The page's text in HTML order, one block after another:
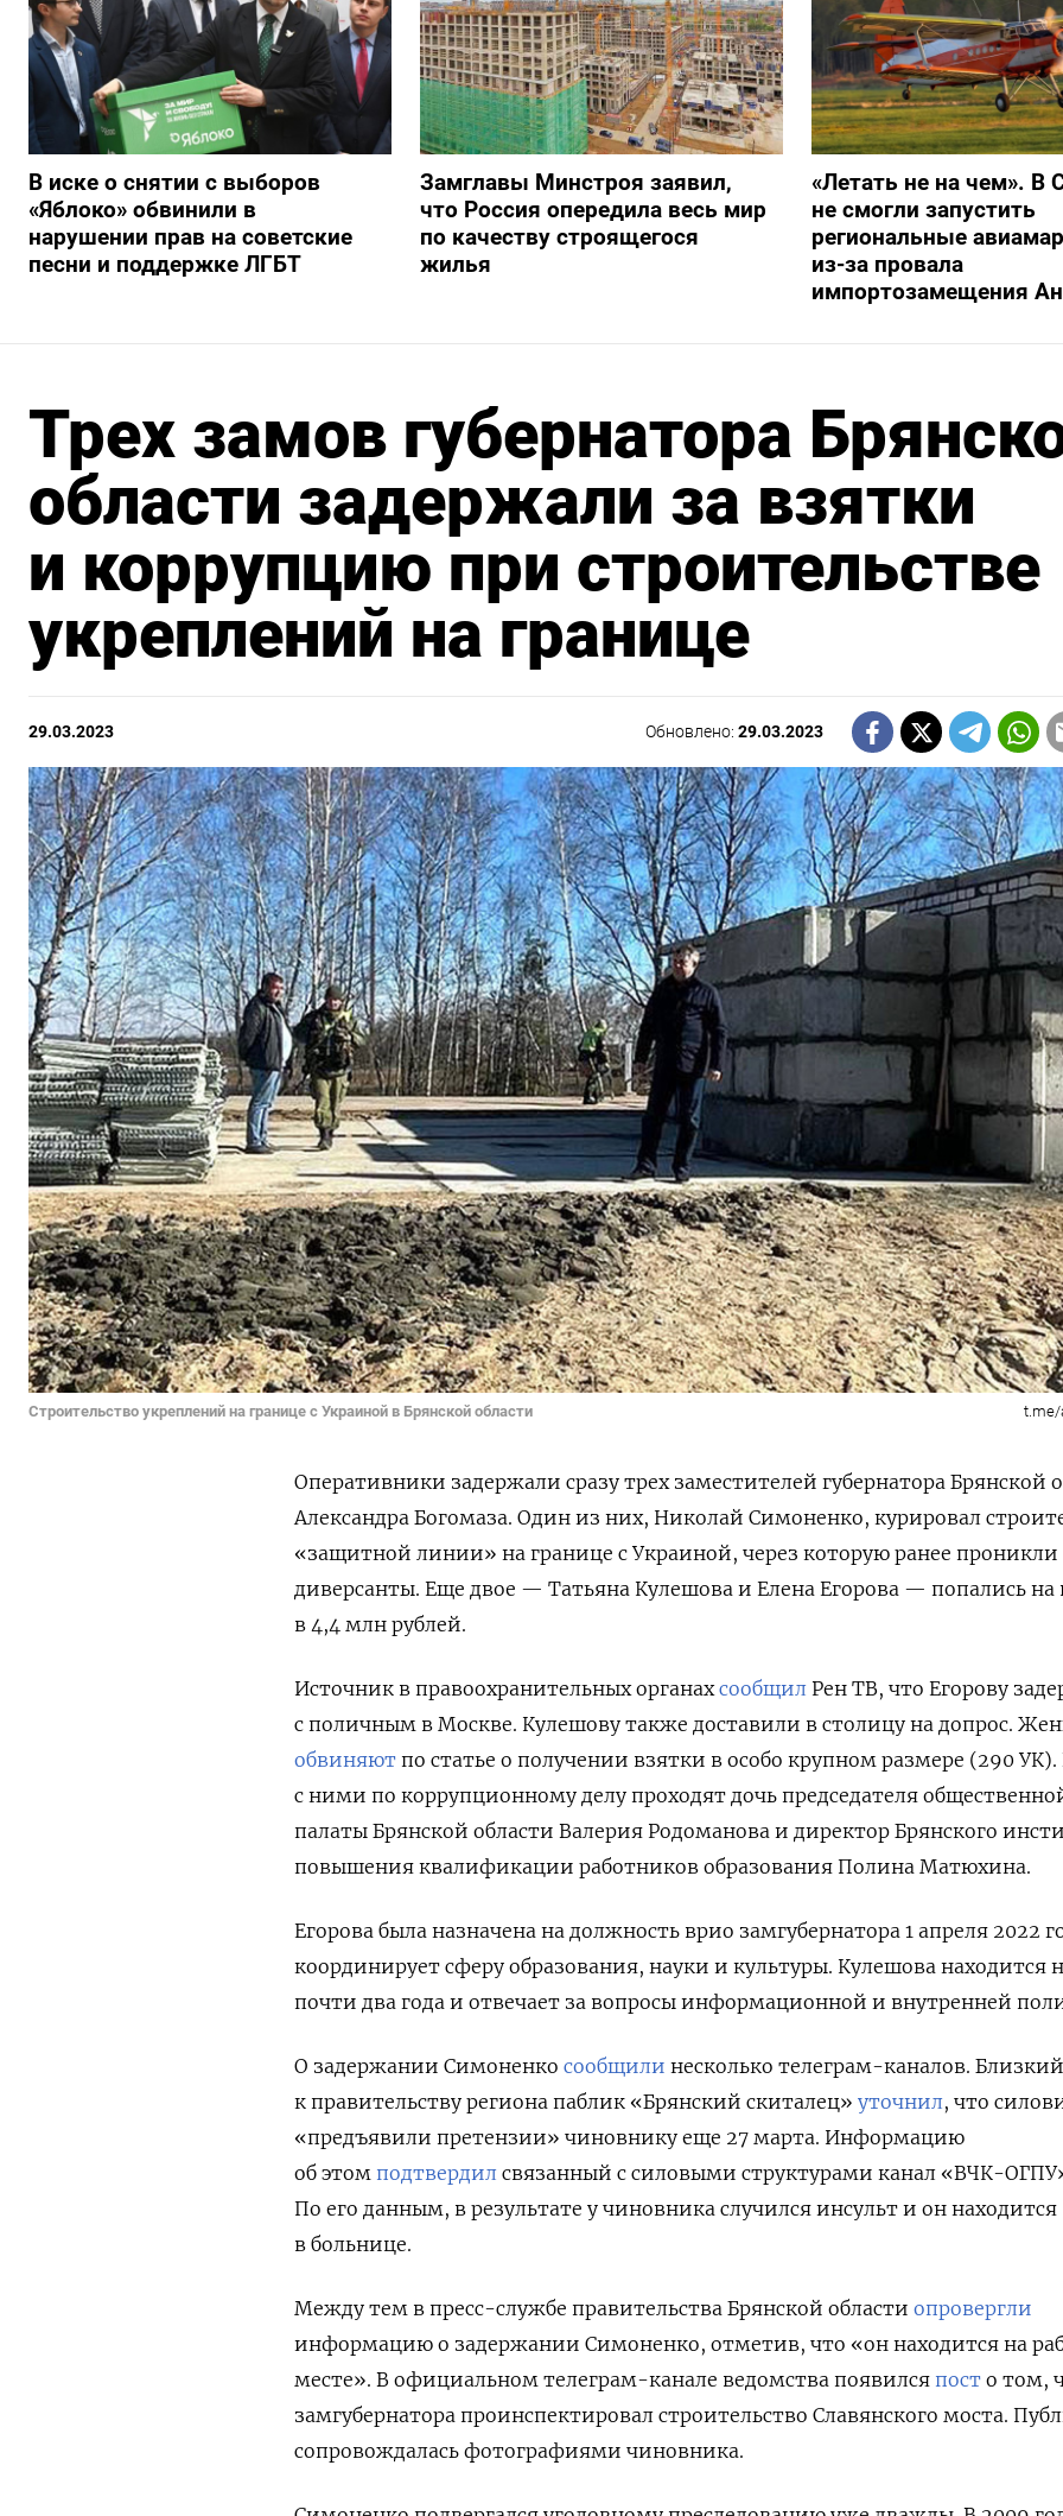
В иске о снятии с выборов
«Яблоко» обвинили в
нарушении прав на советские
песни и поддержке ЛГБТ
Замглавы Минстроя заявил,
что Россия опередила весь мир
по качеству строящегося
жилья
«Летать не на чем». В
не смогли запустить
региональные
из-за провала
импортозамещения
Трех замов губернатора
области задержали за взятки
и коррупцию при строительстве
укреплений на границе
29.03.2023 Обновлено:29.03.2023
Строительство укреплений на границе с Украиной в Брянской области t.me/
Оперативники задержали сразу трех заместителей губернатора Брянской
Александра Богомаза. Один из них, Николай Симоненко, курировал
«защитной линии» на границе с Украиной, через которую ранее проникли
диверсанты. Еще двое — Татьяна Кулешова и Елена Егорова — попались на
в 4,4 млн рублей.
Источник в правоохранительных органахсообщил Рен ТВ, что Егорову
с поличным в Москве. Кулешову также доставили в столицу на допрос.
обвиняют по статье о получении взятки в особо крупном размере (290
с ними по коррупционному делу проходят дочь председателя
палаты Брянской области Валерия Родоманова и директор Брянского
повышения квалификации работников образования Полина Матюхина.
Егорова была назначена на должность врио замгубернатора 1 апреля 2022
координирует сферу образования, науки и культуры. Кулешова находится
почти два года и отвечает за вопросы информационной и внутренней
О задержании Симоненко сообщили несколько телеграм-каналов. Близкий
к правительству региона паблик «Брянский скиталец» уточнил, что
«предъявили претензии» чиновнику еще 27 марта. Информацию
об этом подтвердил связанный с силовыми структурами канал «ВЧК-
По его данным, в результате у чиновника случился инсульт и он находится
в больнице.
Между тем в пресс-службе правительства Брянской области опровергли
информацию о задержании Симоненко, отметив, что «он находится на
месте». В официальном телеграм-канале ведомства появился пост о том,
замгубернатора проинспектировал строительство Славянского моста.
сопровождалась фотографиями чиновника.